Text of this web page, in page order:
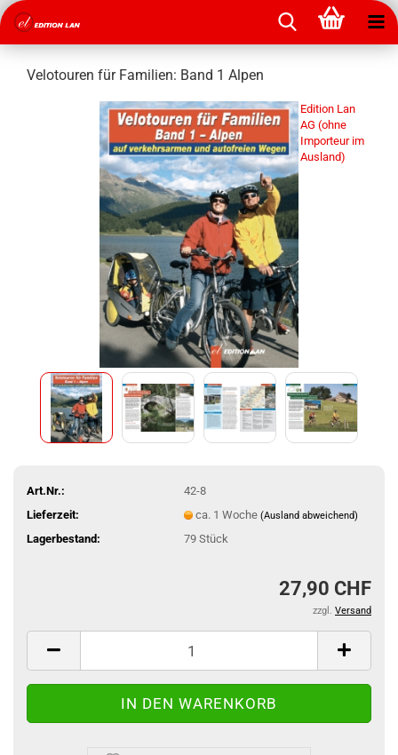
Velotouren für Familien: Band 1 Alpen
Edition Lan
AG (ohne
Importeur im
Ausland)
Art.Nr.:
42-8
Lieferzeit:
ca. 1 Woche (Ausland abweichend)
Lagerbestand: 79 Stück
27,90 CHF
zzgl. Versand